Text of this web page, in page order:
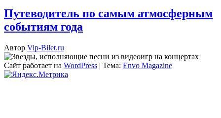
Путеводитель по самым атмосферным
событиям года
Автор Vip-Bilet.ru
Сайт работает на WordPress | Тема: Envo Magazine